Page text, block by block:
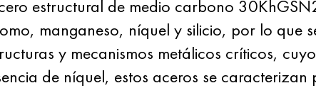
estructural de medio carbono
manganeso, níquel y silicio, por lo que
y mecanismos metálicos críticos,
de níquel, estos aceros se